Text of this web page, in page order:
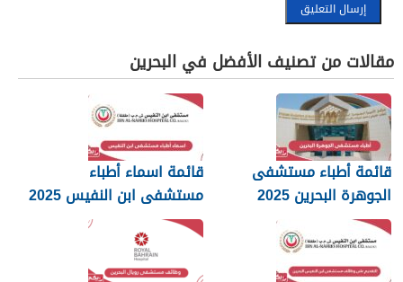
مقالات من تصنيف الأفضل في البحرين
قائمة أطباء مستشفى
الجوهرة البحرين 2025
قائمة اسماء أطباء
مستشفى ابن النفيس 2025